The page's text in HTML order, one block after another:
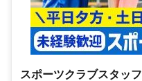
スポーツクラブスタッフ